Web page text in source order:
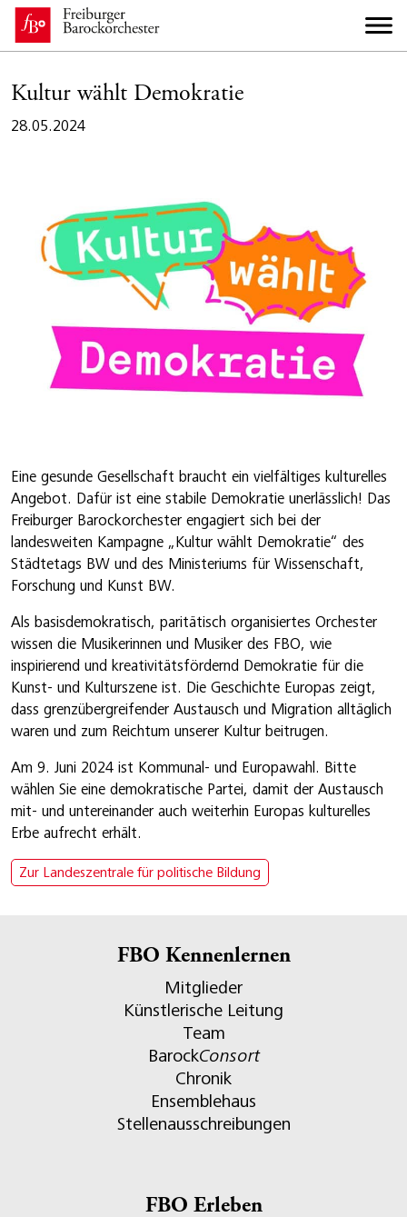
Kultur wählt Demokratie
28.05.2024
Eine gesunde Gesellschaft braucht ein vielfältiges kulturelles
Angebot. Dafür ist eine stabile Demokratie unerlässlich! Das
Freiburger Barockorchester engagiert sich bei der
landesweiten Kampagne „Kultur wählt Demokratie“ des
Städtetags BW und des Ministeriums für Wissenschaft,
Forschung und Kunst BW.
Als basisdemokratisch, paritätisch organisiertes Orchester
wissen die Musikerinnen und Musiker des FBO, wie
inspirierend und kreativitätsfördernd Demokratie für die
Kunst- und Kulturszene ist. Die Geschichte Europas zeigt,
dass grenzübergreifender Austausch und Migration alltäglich
waren und zum Reichtum unserer Kultur beitrugen.
Am 9. Juni 2024 ist Kommunal- und Europawahl. Bitte
wählen Sie eine demokratische Partei, damit der Austausch
mit- und untereinander auch weiterhin Europas kulturelles
Erbe aufrecht erhält.
Zur Landeszentrale für politische Bildung
FBO Kennenlernen
Mitglieder
Künstlerische Leitung
Team
BarockConsort
Chronik
Ensemblehaus
Stellenausschreibungen
FBO Erleben